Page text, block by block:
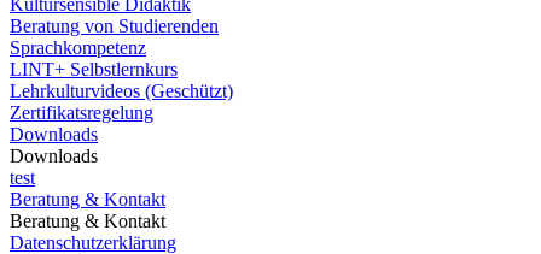
Kultursensible Didaktik
Beratung von Studierenden
Sprachkompetenz
LINT+ Selbstlernkurs
Lehrkulturvideos (Geschützt)
Zertifikatsregelung
Downloads
Downloads
test
Beratung & Kontakt
Beratung & Kontakt
Datenschutzerklärung